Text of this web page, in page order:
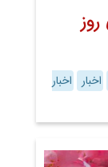
اخبار
اخبار